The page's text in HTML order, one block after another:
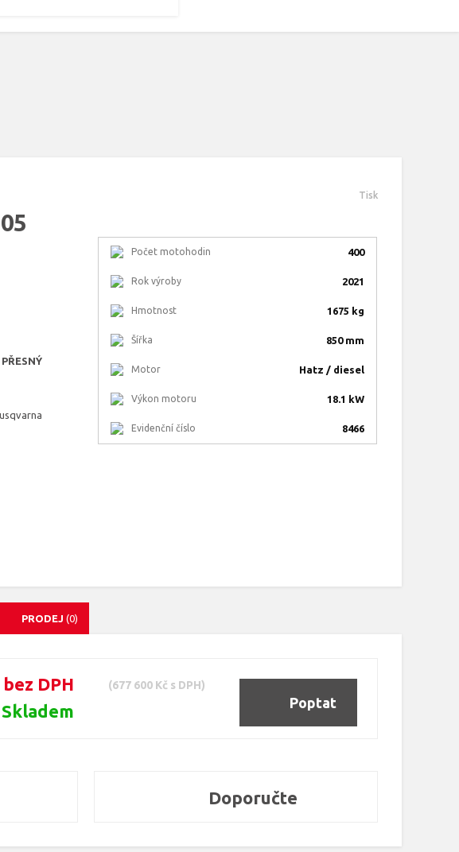
Tisk
Počet motohodin 400
Rok výroby 2021
Hmotnost 1675 kg
Šířka 850 mm
Motor Hatz / diesel
Výkon motoru 18.1 kW
Evidenční číslo 8466
PRODEJ (0)
DPH
Skladem
(677 600 Kč s DPH)
Poptat
Doporučte